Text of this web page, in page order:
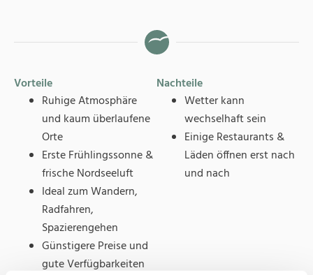
Vorteile
Ruhige Atmosphäre
und kaum überlaufene
Orte
Erste Frühlingssonne &
frische Nordseeluft
Ideal zum Wandern,
Radfahren,
Spazierengehen
Günstigere Preise und
gute Verfügbarkeiten
Nachteile
Wetter kann
wechselhaft sein
Einige Restaurants &
Läden öffnen erst nach
und nach